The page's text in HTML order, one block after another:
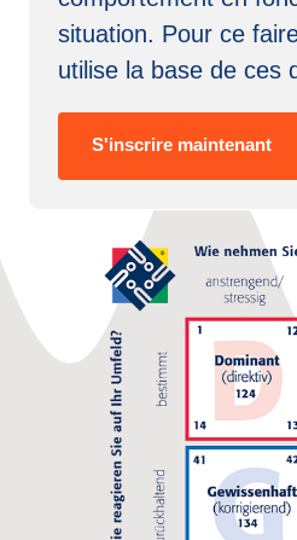
situation. Pour ce
utilise la base de ces
S'inscrire maintenant